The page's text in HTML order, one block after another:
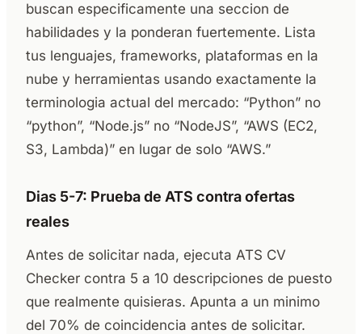
buscan especificamente una seccion de
habilidades y la ponderan fuertemente. Lista
tus lenguajes, frameworks, plataformas en la
nube y herramientas usando exactamente la
terminologia actual del mercado: “Python” no
“python”, “Node.js” no “NodeJS”, “AWS (EC2,
S3, Lambda)” en lugar de solo “AWS.”
Dias 5-7: Prueba de ATS contra ofertas
reales
Antes de solicitar nada, ejecuta ATS CV
Checker contra 5 a 10 descripciones de puesto
que realmente quisieras. Apunta a un minimo
del 70% de coincidencia antes de solicitar.